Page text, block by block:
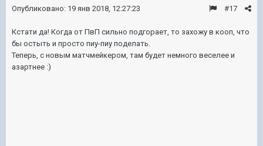
#17
Опубликовано: 19 янв 2018, 12:27:23
Кстати да! Когда от ПвП сильно подгорает, то захожу в кооп, что
бы остыть и просто пиу-пиу поделать.
Теперь, с новым матчмейкером, там будет немного веселее и
азартнее :)